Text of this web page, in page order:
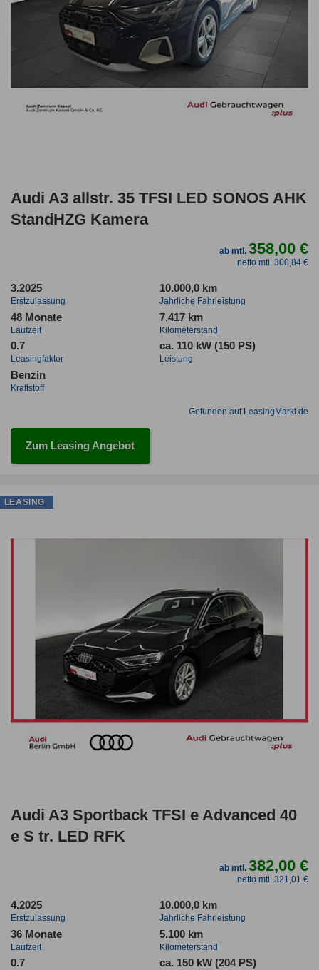
Audi A3 allstr. 35 TFSI LED SONOS AHK
StandHZG Kamera
ab mtl.358,00 €
netto mtl. 300,84 €
3.2025
Erstzulassung
10.000,0 km
Jahrliche Fahrleistung
48 Monate
Laufzeit
7.417 km
Kilometerstand
0.7
Leasingfaktor
ca. 110 kW (150 PS)
Leistung
Benzin
Kraftstoff
Gefunden auf LeasingMarkt.de
Zum Leasing Angebot
Audi A3 Sportback TFSI e Advanced 40
e S tr. LED RFK
ab mtl.382,00 €
netto mtl. 321,01 €
4.2025
Erstzulassung
10.000,0 km
Jahrliche Fahrleistung
36 Monate
Laufzeit
5.100 km
Kilometerstand
0.7 ca. 150 kW (204 PS)
LEASING